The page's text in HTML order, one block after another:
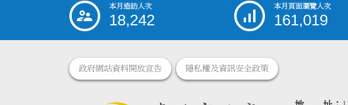
::: 本月造訪人次
18,242
本月頁面瀏覽人次
161,019
政府網站資料開放宣告 隱私權及資訊安全政策